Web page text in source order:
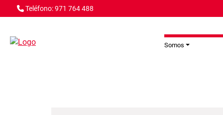
Pasar al contenido principal
Teléfono: 971 764 488
Somos